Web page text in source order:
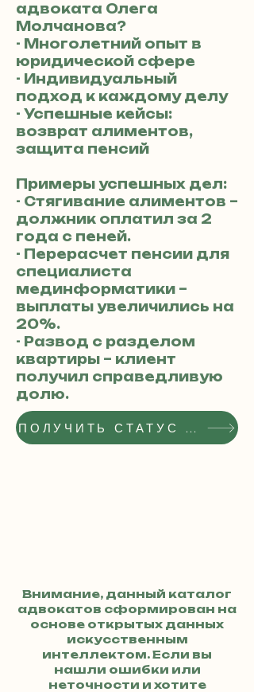
адвоката Олега
Молчанова?
- Многолетний опыт в
юридической сфере
- Индивидуальный
подход к каждому делу
- Успешные кейсы:
возврат алиментов,
защита пенсий
Примеры успешных дел:
- Стягивание алиментов –
должник оплатил за 2
года с пеней.
- Перерасчет пенсии для
специалиста
мединформатики –
выплаты увеличились на
20%.
- Развод с разделом
квартиры – клиент
получил справедливую
долю.
ПОЛУЧИТЬ СТАТУС РЕКОМЕНДОВАННОГО АДВОКАТА
Внимание, данный каталог
адвокатов сформирован на
основе открытых данных
искусственным
интеллектом. Если вы
нашли ошибки или
неточности и хотите